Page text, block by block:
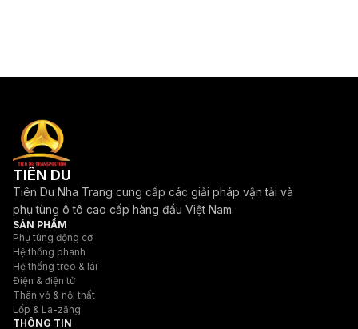
TIÊN DU
Tiên Du Nha Trang cung cấp các giải pháp vận tải và
phụ tùng ô tô cao cấp hàng đầu Việt Nam.
SẢN PHẨM
Phụ tùng động cơ
Hệ thống phanh
Hệ thống treo & lái
Điện & điện tử
Thân vỏ & nội thất
Lốp & La-zăng
THÔNG TIN